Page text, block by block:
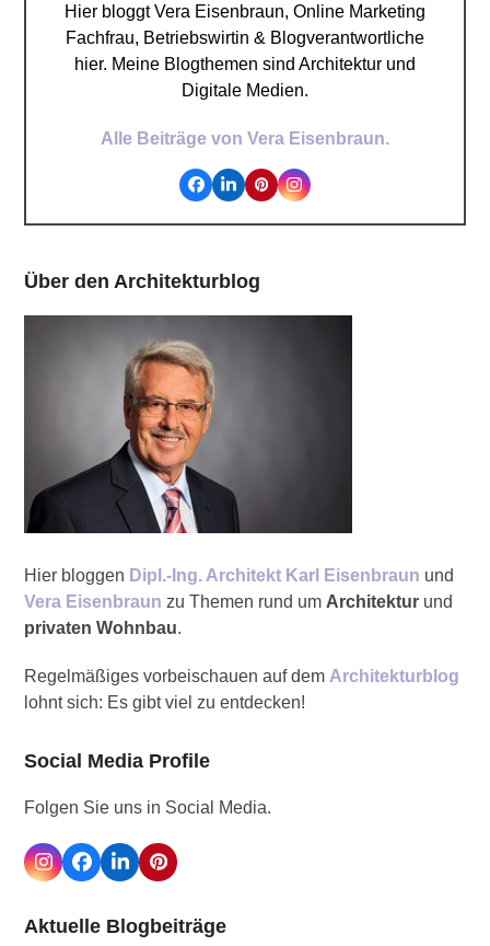
Hier bloggt Vera Eisenbraun, Online Marketing
Fachfrau, Betriebswirtin & Blogverantwortliche
hier. Meine Blogthemen sind Architektur und
Digitale Medien.
Alle Beiträge von Vera Eisenbraun.
Facebook
LinkedInPinterestInstagram
Über den Architekturblog
Hier bloggen Dipl.-Ing. Architekt Karl Eisenbraun und
Vera Eisenbraun zu Themen rund um Architektur und
privaten Wohnbau.
Regelmäßiges vorbeischauen auf dem Architekturblog
lohnt sich: Es gibt viel zu entdecken!
Social Media Profile
Folgen Sie uns in Social Media.
Instagram
Facebook
LinkedInPinterest
Aktuelle Blogbeiträge